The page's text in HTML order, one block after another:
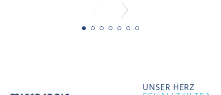
UNSER HERZ